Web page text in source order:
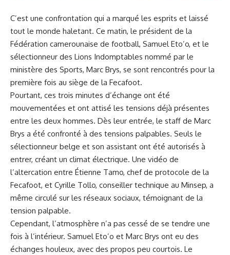
C’est une confrontation qui ​a marqué les esprits et laissé
tout le monde haletant. Ce matin, le président de la
Fédération camerounaise de football, Samuel Eto’o, et le
sélectionneur des Lions Indomptables ⁢nommé par le
ministère des Sports, Marc Brys, se sont rencontrés pour la
première fois au siège de la Fecafoot.
Pourtant,‍ ces⁤ trois minutes d’échange ont été
mouvementées et ont attisé ⁢les tensions déjà présentes
entre ‍les deux hommes. Dès leur entrée, le staff de Marc
Brys a ‌été confronté à des tensions palpables. Seuls le
sélectionneur belge et son⁤ assistant ont été autorisés à
entrer, créant un climat électrique.‌ Une vidéo de
l’altercation entre Étienne Tamo,⁣ chef de protocole⁣ de la
Fecafoot,‌ et Cyrille Tollo, ​conseiller‌ technique au Minsep, a
même circulé sur les ⁣ réseaux sociaux, témoignant de la
tension palpable.
Cependant, l’atmosphère n’a pas cessé de se tendre une
fois à l’intérieur. Samuel Eto’o et Marc Brys ont eu des
échanges houleux, ​avec des propos peu courtois. Le